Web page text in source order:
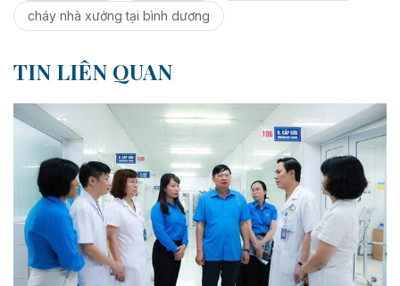
cháy nhà xưởng tại bình dương
TIN LIÊN QUAN